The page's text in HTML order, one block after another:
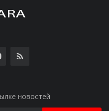
новостей